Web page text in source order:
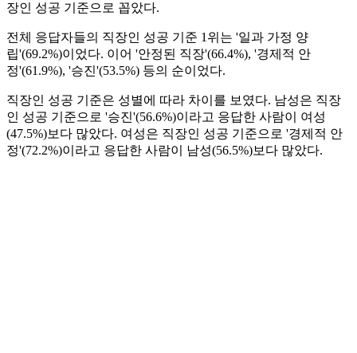
장인 성공 기준으로 꼽았다.
전체 응답자들의 직장인 성공 기준 1위는 '일과 가정 양
립'(69.2%)이었다. 이어 '안정된 직장'(66.4%), '경제적 안
정'(61.9%), '승진'(53.5%) 등의 순이었다.
직장인 성공 기준은 성별에 따라 차이를 보였다. 남성은 직장
인 성공 기준으로 '승진'(56.6%)이라고 응답한 사람이 여성
(47.5%)보다 많았다. 여성은 직장인 성공 기준으로 '경제적 안
정'(72.2%)이라고 응답한 사람이 남성(56.5%)보다 많았다.